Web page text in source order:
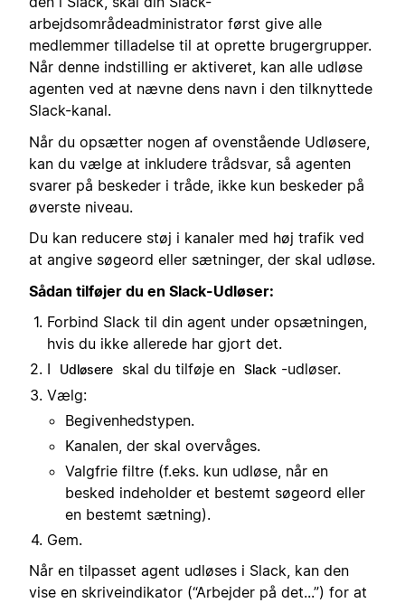
arbejdsområdeadministrator først give alle
medlemmer tilladelse til at oprette brugergrupper.
Når denne indstilling er aktiveret, kan alle udløse
agenten ved at nævne dens navn i den tilknyttede
Slack-kanal.
Når du opsætter nogen af ovenstående Udløsere,
kan du vælge at inkludere trådsvar, så agenten
svarer på beskeder i tråde, ikke kun beskeder på
øverste niveau.
Du kan reducere støj i kanaler med høj trafik ved
at angive søgeord eller sætninger, der skal udløse.
Sådan tilføjer du en Slack-Udløser:
Forbind Slack til din agent under opsætningen,
hvis du ikke allerede har gjort det.
I
Udløsere skal du tilføje en Slack -udløser.
Vælg:
Begivenhedstypen.
Kanalen, der skal overvåges.
Valgfrie filtre (f.eks. kun udløse, når en
besked indeholder et bestemt søgeord eller
en bestemt sætning).
Gem.
Når en tilpasset agent udløses i Slack, kan den
vise en skriveindikator (“Arbejder på det...”) for at